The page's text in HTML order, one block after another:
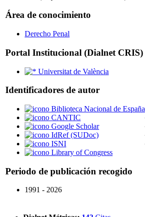
Área de conocimiento
Derecho Penal
Portal Institucional (Dialnet CRIS)
Universitat de València
Identificadores de autor
Biblioteca Nacional de España
CANTIC
Google Scholar
IdRef (SUDoc)
ISNI
Library of Congress
Periodo de publicación recogido
1991 - 2026